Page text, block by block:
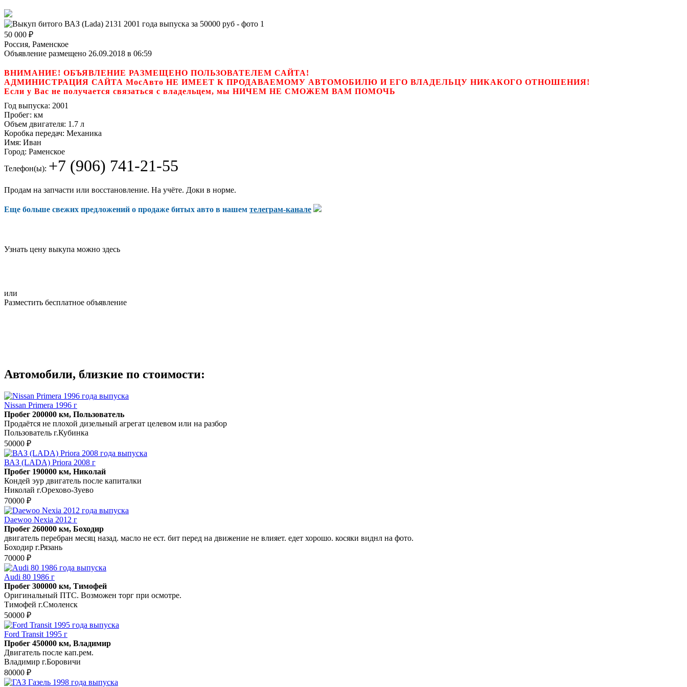
50 000 ₽
Россия, Раменское
Объявление размещено 26.09.2018 в 06:59
ВНИМАНИЕ! ОБЪЯВЛЕНИЕ РАЗМЕЩЕНО ПОЛЬЗОВАТЕЛЕМ САЙТА!
АДМИНИСТРАЦИЯ САЙТА МосАвто НЕ ИМЕЕТ К ПРОДАВАЕМОМУ АВТОМОБИЛЮ И ЕГО ВЛАДЕЛЬЦУ НИКАКОГО ОТНОШЕНИЯ!
Если у Вас не получается связаться с владельцем, мы НИЧЕМ НЕ СМОЖЕМ ВАМ ПОМОЧЬ
Год выпуска: 2001
Пробег: км
Объем двигателя: 1.7 л
Коробка передач: Механика
Имя: Иван
Город: Раменское
Телефон(ы): +7 (906) 741-21-55
Продам на запчасти или восстановление. На учёте. Доки в норме.
Еще больше свежих предложений о продаже битых авто в нашем телеграм-канале
Узнать цену выкупа можно здесь
или
Разместить бесплатное объявление
Автомобили, близкие по стоимости:
Nissan Primera 1996 г
Пробег 200000 км, Пользователь
Продаётся не плохой дизельный агрегат целевом или на разбор
Пользователь г.Кубинка
50000 ₽
ВАЗ (LADA) Priora 2008 г
Пробег 190000 км, Николай
Кондей эур двигатель после капиталки
Николай г.Орехово-Зуево
70000 ₽
Daewoo Nexia 2012 г
Пробег 260000 км, Боходир
двигатель перебран месяц назад. масло не ест. бит перед на движение не влияет. едет хорошо. косяки виднл на фото.
Боходир г.Рязань
70000 ₽
Audi 80 1986 г
Пробег 300000 км, Тимофей
Оригинальный ПТС. Возможен торг при осмотре.
Тимофей г.Смоленск
50000 ₽
Ford Transit 1995 г
Пробег 450000 км, Владимир
Двигатель после кап.рем.
Владимир г.Боровичи
80000 ₽